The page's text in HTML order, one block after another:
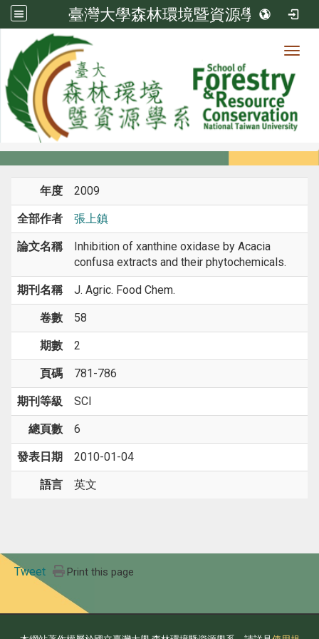
臺灣大學森林環境暨資源學系
系所成員
系所成員
年度 2009
全部作者 張上鎮
論文名稱
Inhibition of xanthine oxidase by Acacia
confusa extracts and their phytochemicals.
期刊名稱 J. Agric. Food Chem.
卷數 58
期數 2
頁碼 781-786
期刊等級 SCI
總頁數 6
發表日期 2010-01-04
語言 英文
Tweet Print this page